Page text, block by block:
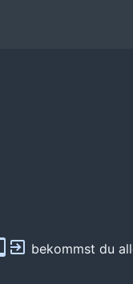
bekommst du